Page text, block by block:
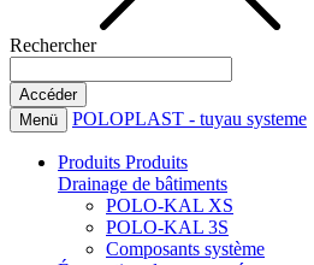
Rechercher
Menü POLOPLAST - tuyau systeme
Produits Produits
Drainage de bâtiments
POLO-KAL XS
POLO-KAL 3S
Composants système